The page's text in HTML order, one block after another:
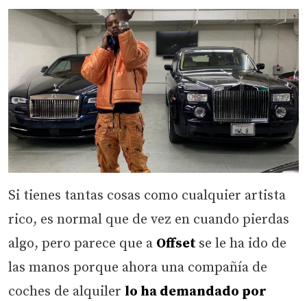
Si tienes tantas cosas como cualquier artista
rico, es normal que de vez en cuando pierdas
algo, pero parece que a Offset se le ha ido de
las manos porque ahora una compañía de
coches de alquiler lo ha demandado por